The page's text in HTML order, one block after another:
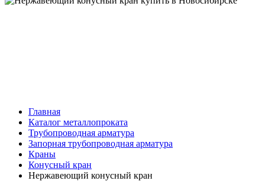
Главная
Каталог металлопроката
Трубопроводная арматура
Запорная трубопроводная арматура
Краны
Конусный кран
Нержавеющий конусный кран